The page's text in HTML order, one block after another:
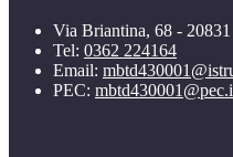
Via Briantina, 68 -
Tel: 0362 224164
Email:
PEC: